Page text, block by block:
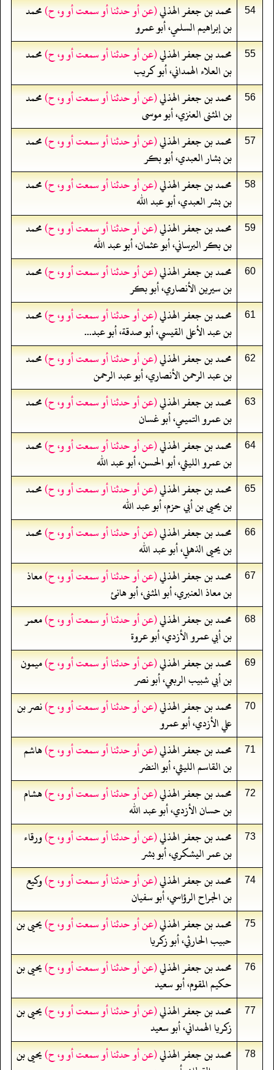
54 محمد بن جعفر الهذلي(عن أو حدثنا أو سمعت أو و، ح)محمد
بن إبراهيم السلمي، أبو عمرو
55 محمد بن جعفر الهذلي(عن أو حدثنا أو سمعت أو و، ح)محمد
بن العلاء الهمداني، أبو كريب
56 محمد بن جعفر الهذلي(عن أو حدثنا أو سمعت أو و، ح)محمد
بن المثنى العنزي، أبو موسى
57 محمد بن جعفر الهذلي(عن أو حدثنا أو سمعت أو و، ح)محمد
بن بشار العبدي، أبو بكر
58 محمد بن جعفر الهذلي(عن أو حدثنا أو سمعت أو و، ح)محمد
بن بشر العبدي، أبو عبد الله
59 محمد بن جعفر الهذلي(عن أو حدثنا أو سمعت أو و، ح)محمد
بن بكر البرساني، أبو عثمان، أبو عبد الله
60 محمد بن جعفر الهذلي(عن أو حدثنا أو سمعت أو و، ح)محمد
بن سيرين الأنصاري، أبو بكر
61 محمد بن جعفر الهذلي(عن أو حدثنا أو سمعت أو و، ح)محمد
بن عبد الأعلى القيسي، أبو صدقة، أبو عبد...
62 محمد بن جعفر الهذلي(عن أو حدثنا أو سمعت أو و، ح)محمد
بن عبد الرحمن الأنصاري، أبو عبد الرحمن
63 محمد بن جعفر الهذلي(عن أو حدثنا أو سمعت أو و، ح)محمد
بن عمرو التميمي، أبو غسان
64 محمد بن جعفر الهذلي(عن أو حدثنا أو سمعت أو و، ح)محمد
بن عمرو الليثي، أبو الحسن، أبو عبد الله
65 محمد بن جعفر الهذلي(عن أو حدثنا أو سمعت أو و، ح)محمد
بن يحيى بن أبي حزم، أبو عبد الله
66 محمد بن جعفر الهذلي(عن أو حدثنا أو سمعت أو و، ح)محمد
بن يحيى الذهلي، أبو عبد الله
67 محمد بن جعفر الهذلي(عن أو حدثنا أو سمعت أو و، ح)معاذ
بن معاذ العنبري، أبو المثنى، أبو هانئ
68 محمد بن جعفر الهذلي(عن أو حدثنا أو سمعت أو و، ح)معمر
بن أبي عمرو الأزدي، أبو عروة
69 محمد بن جعفر الهذلي(عن أو حدثنا أو سمعت أو و، ح)ميمون
بن أبي شبيب الربعي، أبو نصر
70 محمد بن جعفر الهذلي(عن أو حدثنا أو سمعت أو و، ح)نصر بن
علي الأزدي، أبو عمرو
71 محمد بن جعفر الهذلي(عن أو حدثنا أو سمعت أو و، ح)هاشم
بن القاسم الليثي، أبو النضر
72 محمد بن جعفر الهذلي(عن أو حدثنا أو سمعت أو و، ح)هشام
بن حسان الأزدي، أبو عبد الله
73 محمد بن جعفر الهذلي(عن أو حدثنا أو سمعت أو و، ح)ورقاء
بن عمر اليشكري، أبو بشر
74 محمد بن جعفر الهذلي(عن أو حدثنا أو سمعت أو و، ح)وكيع
بن الجراح الرؤاسي، أبو سفيان
75 محمد بن جعفر الهذلي(عن أو حدثنا أو سمعت أو و، ح)يحيى بن
حبيب الحارثي، أبو زكريا
76 محمد بن جعفر الهذلي(عن أو حدثنا أو سمعت أو و، ح)يحيى بن
حكيم المقوم، أبو سعيد
77 محمد بن جعفر الهذلي(عن أو حدثنا أو سمعت أو و، ح)يحيى بن
زكريا الهمداني، أبو سعيد
78 محمد بن جعفر الهذلي(عن أو حدثنا أو سمعت أو و، ح)يحيى بن